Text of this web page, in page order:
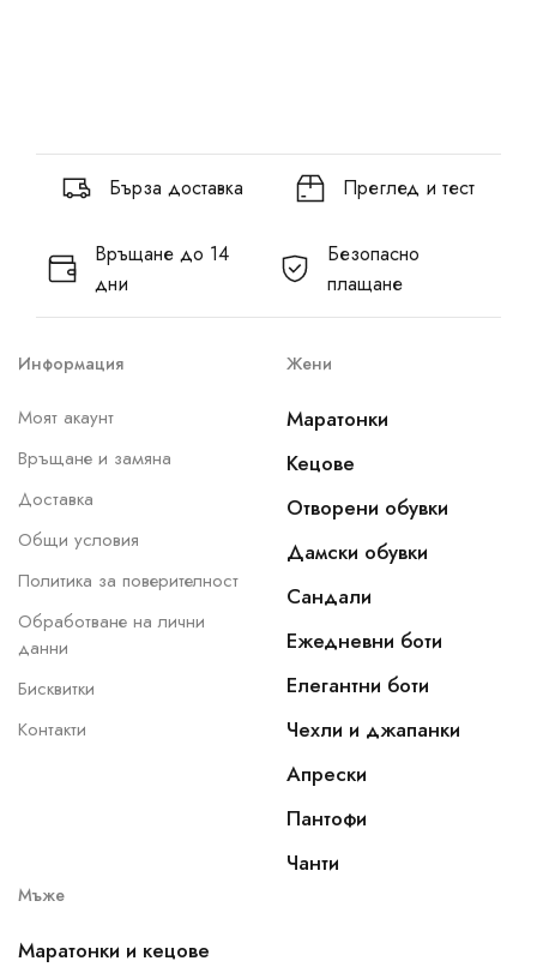
Бърза доставка Преглед и тест
Връщане до 14
дни
Безопасно
плащане
Информация
Моят акаунт
Връщане и замяна
Доставка
Общи условия
Политика за поверителност
Обработване на лични
данни
Бисквитки
Контакти
Жени
Маратонки
Кецове
Отворени обувки
Дамски обувки
Сандали
Ежедневни боти
Елегантни боти
Чехли и джапанки
Апрески
Пантофи
Чанти
Мъже
Маратонки и кецове